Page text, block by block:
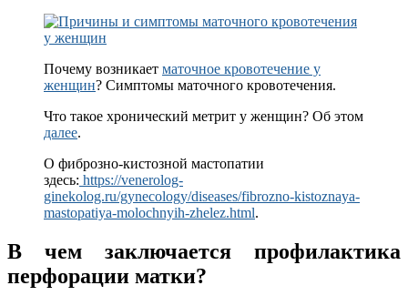
Почему возникает маточное кровотечение у
женщин? Симптомы маточного кровотечения.
Что такое хронический метрит у женщин? Об этом
далее.
О фиброзно-кистозной мастопатии
здесь: https://venerolog-
ginekolog.ru/gynecology/diseases/fibrozno-kistoznaya-
mastopatiya-molochnyih-zhelez.html.
В чем заключается профилактика
перфорации матки?